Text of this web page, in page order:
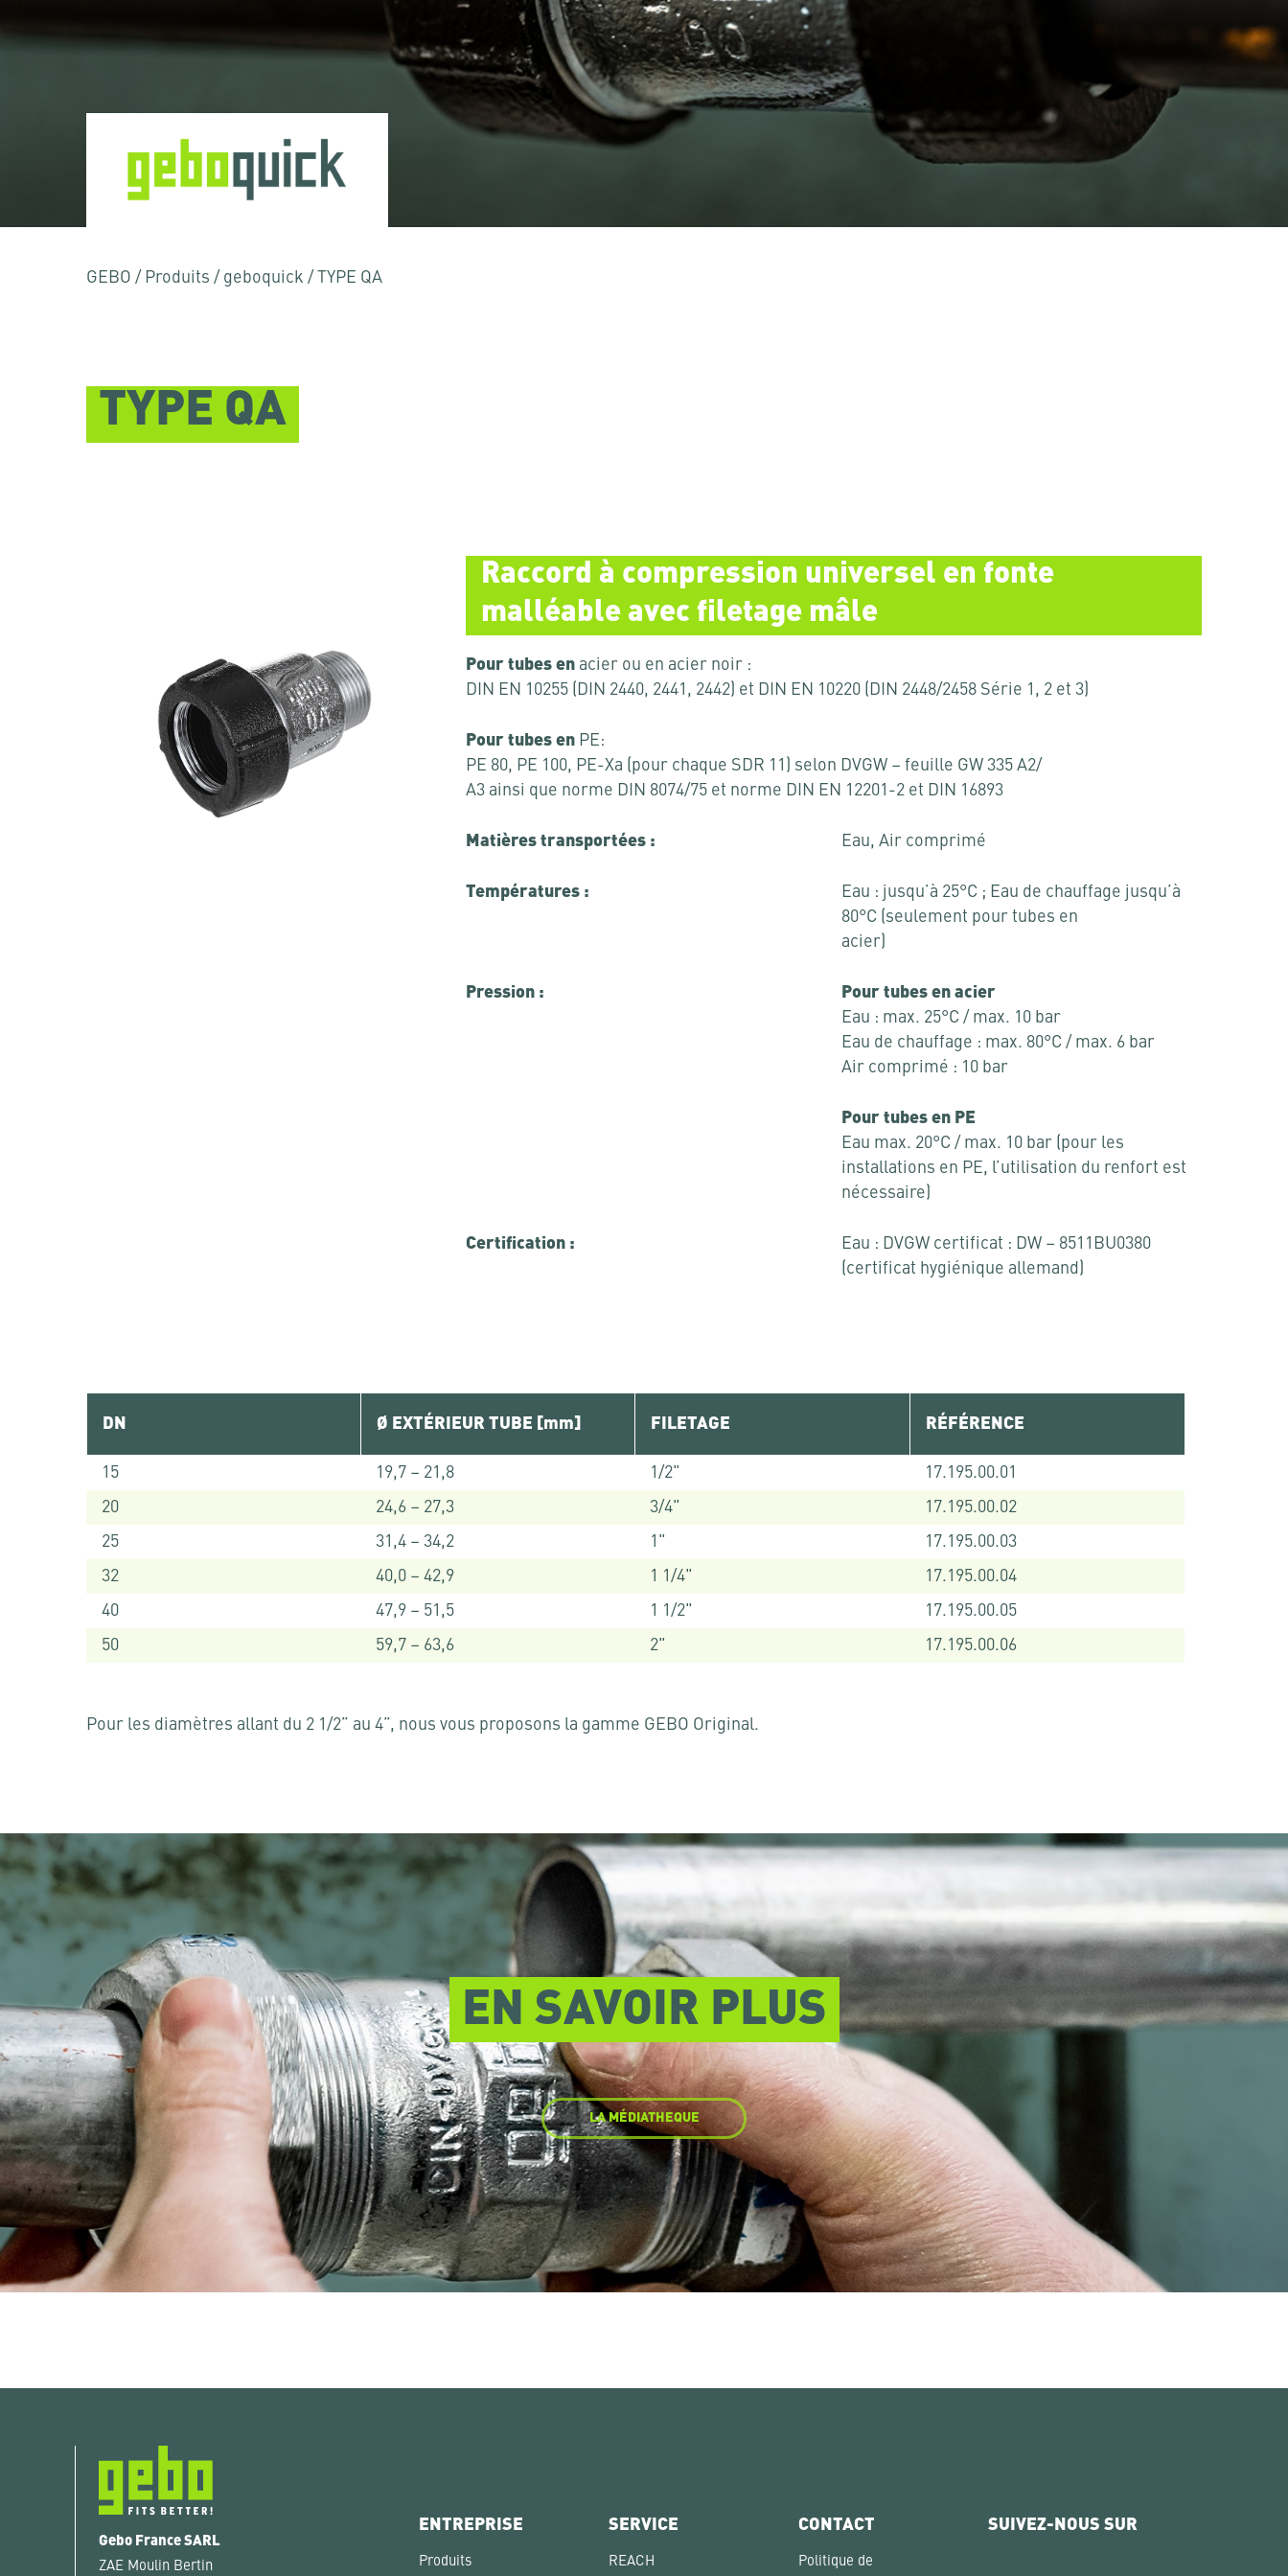
GEBO / Produits / geboquick / TYPE QA
TYPE QA
Raccord à compression universel en fonte
malléable avec filetage mâle
Pour tubes enacier ou en acier noir :
DIN EN 10255 (DIN 2440, 2441, 2442) et DIN EN 10220 (DIN 2448/2458 Série 1, 2 et 3)
Pour tubes enPE:
PE 80, PE 100, PE-Xa (pour chaque SDR 11) selon DVGW – feuille GW 335 A2/
A3 ainsi que norme DIN 8074/75 et norme DIN EN 12201-2 et DIN 16893
Matières transportées : Eau, Air comprimé
Températures :
Eau : jusqu’à 25°C ; Eau de chauffage jusqu’à
80°C (seulement pour tubes en
acier)
Pression :
Pour tubes en acier
Eau : max. 25°C / max. 10 bar
Eau de chauffage : max. 80°C / max. 6 bar
Air comprimé : 10 bar
Pour tubes en PE
Eau max. 20°C / max. 10 bar (pour les
installations en PE, l’utilisation du renfort est
nécessaire)
Certification :
Eau : DVGW certificat : DW – 8511BU0380
(certificat hygiénique allemand)
DN Ø EXTÉRIEUR TUBE [mm] FILETAGE RÉFÉRENCE
15 19,7 – 21,8 1/2"
17.195.00.01
20
24,6 – 27,3 3/4"
17.195.00.02
25
31,4 – 34,2 1"
17.195.00.03
32
40,0 – 42,9 1 1/4"
17.195.00.04
40
47,9 – 51,5 1 1/2"
17.195.00.05
50
59,7 – 63,6 2" 17.195.00.06
Pour les diamètres allant du 2 1/2” au 4”, nous vous proposons la gamme GEBO Original.
EN SAVOIR PLUS
LA MÉDIATHEQUE
Gebo France SARL
ZAE Moulin Bertin
ENTREPRISE
Produits
SERVICE
REACH
CONTACT
Politique de
SUIVEZ-NOUS SUR